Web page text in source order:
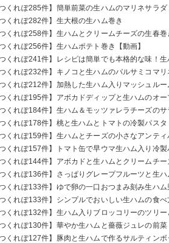
くれぽ285件】簡単前菜の生ハムのマリネサラダ
くれぽ282件】生大根の生ハム巻き
くれぽ258件】生ハムとクリームチーズの生春巻
くれぽ256件】生ハムポテト巻き【動画】
くれぽ241件】レシピは簡単でも本格的な味！
くれぽ232件】キノコと生ハムのバルサミコマリ
くれぽ212件】加熱した生ハム入りマッシュルー
くれぽ195件】アボカドディップと生ハムのオー
くれぽ184件】生ハム＆モッツァレラチーズのサ
くれぽ178件】桃と生ハムとトマトの冷製パスタ
くれぽ159件】生ハムとチーズの小さなアンティ
くれぽ157件】トマト缶で早ウマ生ハム入り冷製
くれぽ144件】アボカドと生ハムとクリームチ
くれぽ136件】さっぱりグレープフルーツと生ハ
くれぽ133件】ゆで卵の一口おつまみ刻み生ハム
くれぽ133件】シンプルでおいしい生ハムの食べ
くれぽ132件】生ハム入りブロッコリーのツリ
くれぽ130件】華やか生ハムと薔薇ジュレの前菜
くれぽ127件】豚肉と生ハムで作るサルティンボ